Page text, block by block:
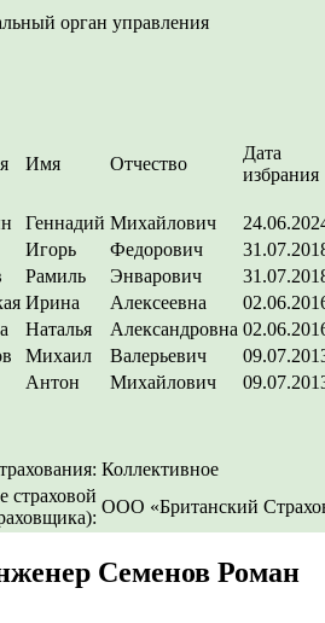
орган управления
Имя Отчество
Дата
избрания
Геннадий Михайлович
Игорь Федорович
Рамиль Энварович
Ирина Алексеевна
Наталья Александровна
Михаил Валерьевич
Антон Михайлович
Коллективное
страховой
ООО «Британский
Семенов Роман